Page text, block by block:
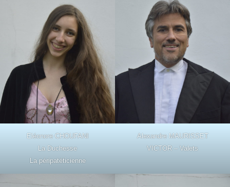
Eléonore CHOUFANI
La Duchesse
La péripatéticienne
Alexandre MAURISSET
VICTOR – Valets